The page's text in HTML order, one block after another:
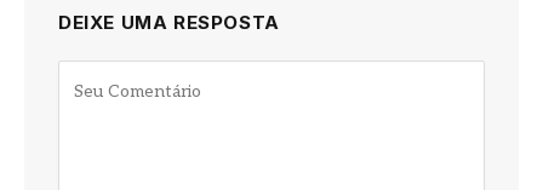
DEIXE UMA RESPOSTA